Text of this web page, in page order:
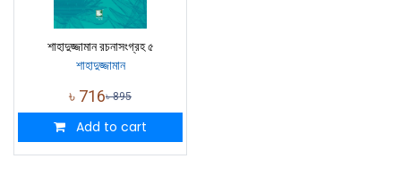
শাহাদুজ্জামান রচনাসংগ্রহ ৫
শাহাদুজ্জামান
৳ 716৳895
Add to cart